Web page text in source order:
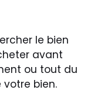
le bien
avant
ou tout du
bien.